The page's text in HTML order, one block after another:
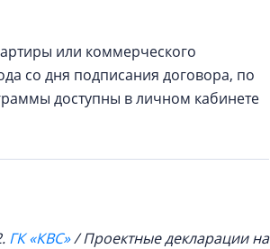
или коммерческого
со дня подписания договора, по
доступны в личном кабинете
ГК «КВС»/ Проектные декларации на